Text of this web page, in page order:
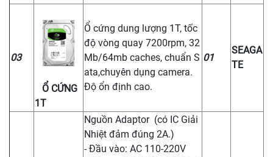
03
Ổ CỨNG
1T
Ổ cứng dung lượng 1T, tốc
độ vòng quay 7200rpm, 32
Mb/64mb caches, chuẩn S
ata,chuyên dụng camera.
Độ ổn định cao.
01
SEAGA
TE
Nguồn Adaptor (có IC Giải
Nhiệt đảm đúng 2A.)
- Đầu vào: AC 110-220V